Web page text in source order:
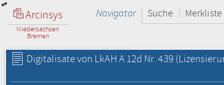
Arcinsys
Niedersachsen
Bremen
Navigator Suche Merkliste
Digitalisate von LkAH A 12d Nr. 439